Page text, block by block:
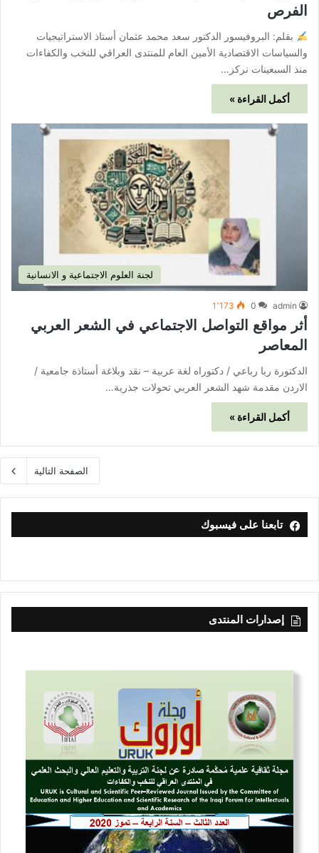
الفرص
بقلم: البروفيسور الدكتور سعد محمد عثمان أستاذ الاستراتيجيات
والسياسات الاقتصادية الأمين العام للمنتدى العراقي للنخب والكفاءات
منذ السبعينات نركز…
أكمل القراءة »
لجنة العلوم الاجتماعية و الانسانية
admin
0 1٬173
أثر مواقع التواصل الاجتماعي في الشعر العربي
المعاصر
الدكتورة ربا رباعي / دكتوراه لغة عربية – نقد وبلاغة أستاذة جامعية /
الاردن مقدمة شهد الشعر العربي تحولات جذرية…
أكمل القراءة »
الصفحة التالية
تابعنا على فيسبوك
إصدارات المنتدى